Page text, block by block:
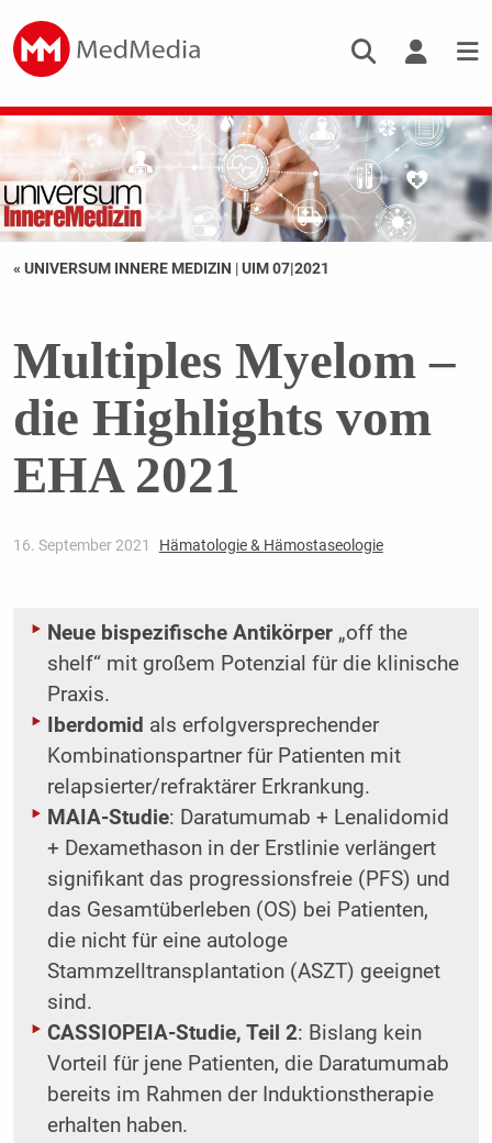
« UNIVERSUM INNERE MEDIZIN |UIM 07|2021
Multiples Myelom –
die Highlights vom
EHA 2021
16. September 2021 Hämatologie & Hämostaseologie
Neue bispezifische Antikörper„off the
shelf“ mit großem Potenzial für die klinische
Praxis.
Iberdomid als erfolgversprechender
Kombinationspartner für Patienten mit
relapsierter/refraktärer Erkrankung.
MAIA-Studie: Daratumumab + Lenalidomid
+ Dexamethason in der Erstlinie verlängert
signifikant das progressionsfreie (PFS) und
das Gesamtüberleben (OS) bei Patienten,
die nicht für eine autologe
Stammzelltransplantation (ASZT) geeignet
sind.
CASSIOPEIA-Studie, Teil 2: Bislang kein
Vorteil für jene Patienten, die Daratumumab
bereits im Rahmen der Induktionstherapie
erhalten haben.